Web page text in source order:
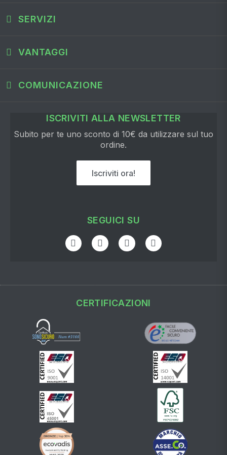
SERVIZI
VANTAGGI
COMUNICAZIONE
ISCRIVITI ALLA NEWSLETTER
Subito per te uno sconto di 10€ da utilizzare sul tuo
ordine.
Iscriviti ora!
SEGUICI SU
CERTIFICAZIONI